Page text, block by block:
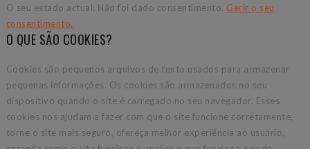
O seu estado actual: Não foi dado consentimento. Gerir o seu
consentimento.
O QUE SÃO COOKIES?
Cookies são pequenos arquivos de texto usados para armazenar
pequenas informações. Os cookies são armazenados no seu
dispositivo quando o site é carregado no seu navegador. Esses
cookies nos ajudam a fazer com que o site funcione corretamente,
torne o site mais seguro, ofereça melhor experiência ao usuário,